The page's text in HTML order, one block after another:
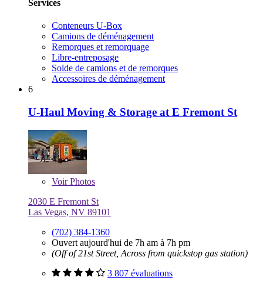
Services
Conteneurs U-Box
Camions de déménagement
Remorques et remorquage
Libre-entreposage
Solde de camions et de remorques
Accessoires de déménagement
6
U-Haul Moving & Storage at E Fremont St
VoirPhotos
2030 E Fremont St
Las Vegas, NV 89101
(702) 384-1360
Ouvert aujourd'hui de 7h am à 7h pm
(Off of 21st Street, Across from quickstop gas station)
3 807 évaluations